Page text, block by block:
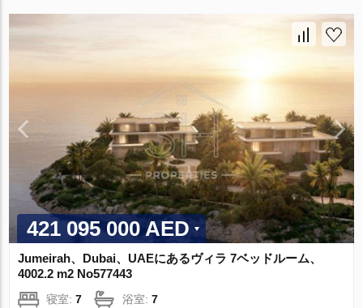
421 095 000 AED
Jumeirah、Dubai、UAEにあるヴィラ 7ベッドルーム、
4002.2 m2 No577443
寝室:7 浴室:7